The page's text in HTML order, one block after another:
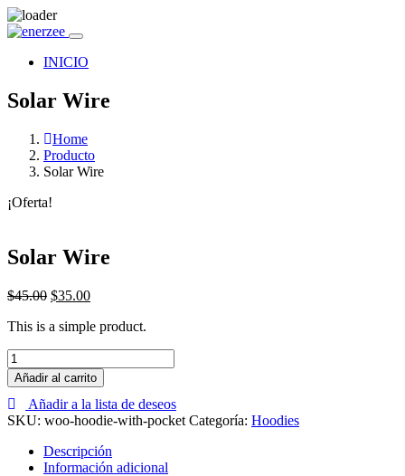
INICIO
Solar Wire
Home
Producto
Solar Wire
¡Oferta!
Solar Wire
$45.00 $35.00
This is a simple product.
Solar
Wire
cantidad
Añadir al carrito
Añadir a la lista de deseos
SKU: woo-hoodie-with-pocket Categoría: Hoodies
Descripción
Información adicional